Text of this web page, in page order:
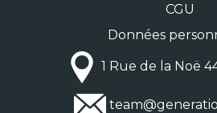
CGU
Données
1 Rue de la Noë